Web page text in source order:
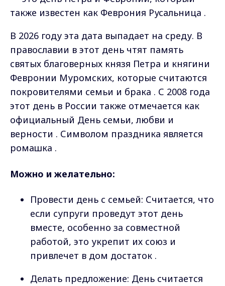
также известен как Феврония Русальница .
В 2026 году эта дата выпадает на среду. В
православии в этот день чтят память
святых благоверных князя Петра и княгини
Февронии Муромских, которые считаются
покровителями семьи и брака . С 2008 года
этот день в России также отмечается как
официальный День семьи, любви и
верности . Символом праздника является
ромашка .
Можно и желательно:
Провести день с семьей: Считается, что
если супруги проведут этот день
вместе, особенно за совместной
работой, это укрепит их союз и
привлечет в дом достаток .
Делать предложение: День считается